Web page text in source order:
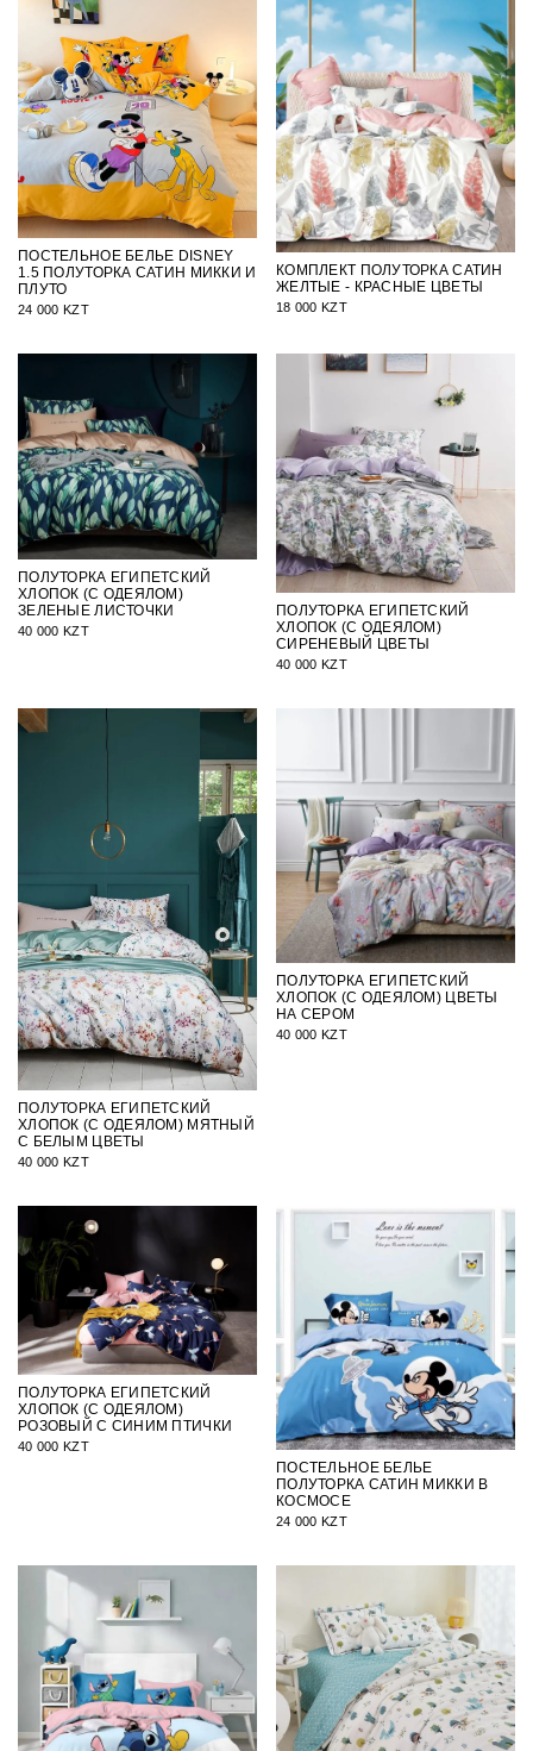
ПОСТЕЛЬНОЕ БЕЛЬЕ DISNEY
1.5 ПОЛУТОРКА САТИН МИККИ И
ПЛУТО
24 000 KZT
КОМПЛЕКТ ПОЛУТОРКА САТИН
ЖЕЛТЫЕ - КРАСНЫЕ ЦВЕТЫ
18 000 KZT
ПОЛУТОРКА ЕГИПЕТСКИЙ
ХЛОПОК (С ОДЕЯЛОМ)
ЗЕЛЕНЫЕ ЛИСТОЧКИ
40 000 KZT
ПОЛУТОРКА ЕГИПЕТСКИЙ
ХЛОПОК (С ОДЕЯЛОМ)
СИРЕНЕВЫЙ ЦВЕТЫ
40 000 KZT
ПОЛУТОРКА ЕГИПЕТСКИЙ
ХЛОПОК (С ОДЕЯЛОМ) МЯТНЫЙ
С БЕЛЫМ ЦВЕТЫ
40 000 KZT
ПОЛУТОРКА ЕГИПЕТСКИЙ
ХЛОПОК (С ОДЕЯЛОМ) ЦВЕТЫ
НА СЕРОМ
40 000 KZT
ПОЛУТОРКА ЕГИПЕТСКИЙ
ХЛОПОК (С ОДЕЯЛОМ)
РОЗОВЫЙ С СИНИМ ПТИЧКИ
40 000 KZT
ПОСТЕЛЬНОЕ БЕЛЬЕ
ПОЛУТОРКА САТИН МИККИ В
КОСМОСЕ
24 000 KZT